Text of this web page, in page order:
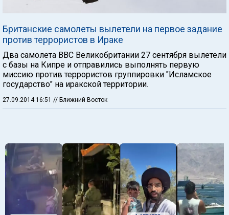
Британские самолеты вылетели на первое задание
против террористов в Ираке
Два самолета ВВС Великобритании 27 сентября вылетели
с базы на Кипре и отправились выполнять первую
миссию против террористов группировки "Исламское
государство" на иракской территории.
27.09.2014 16:51 // Ближний Восток